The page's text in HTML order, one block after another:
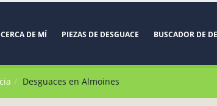
DE MÍ PIEZAS DE DESGUACE BUSCADOR DE
Desguaces en Almoines